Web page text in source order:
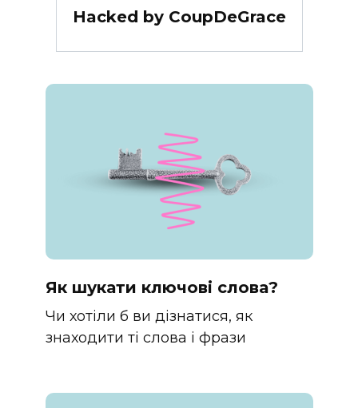
Hacked by CoupDeGrace
Як шукати ключові слова?
Чи хотіли б ви дізнатися, як
знаходити ті слова і фрази